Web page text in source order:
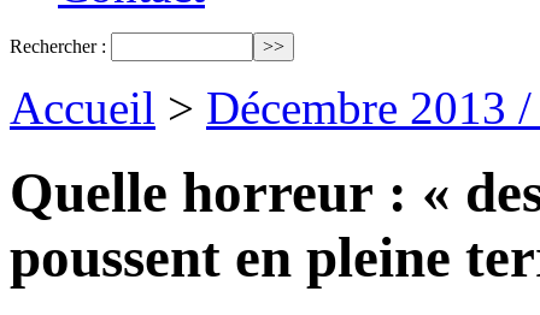
Rechercher :
Accueil > Décembre 2013
Quelle horreur : «
poussent en pleine